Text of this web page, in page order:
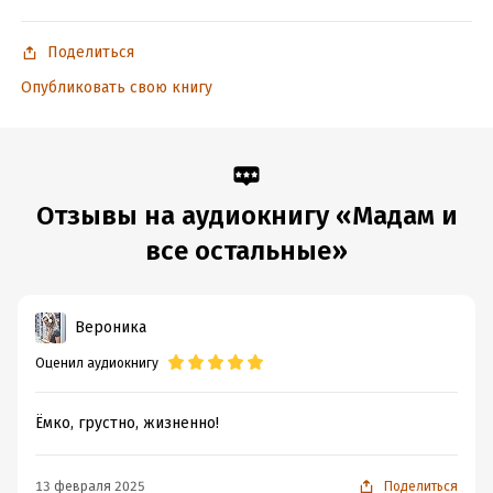
Поделиться
Опубликовать свою книгу
Отзывы на аудиокнигу «Maдам и
все остальные»
Вероника
Оценил аудиокнигу
Ёмко, грустно, жизненно!
13 февраля 2025 Поделиться